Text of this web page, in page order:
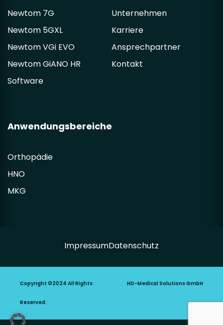
Newtom 7G
Newtom 5GXL
Newtom VGi EVO
Newtom GiANO HR
Software
Unternehmen
Karriere
Ansprechpartner
Kontakt
Anwendungsbereiche
Orthopädie
HNO
MKG
ImpressumDatenschutz
Copyright ©2024 All Rights
Reserved.
HD-Medical Solutions GmbH